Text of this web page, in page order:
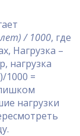
/ 1000, где
Нагрузка –
нагрузка
1000 =
нагрузки